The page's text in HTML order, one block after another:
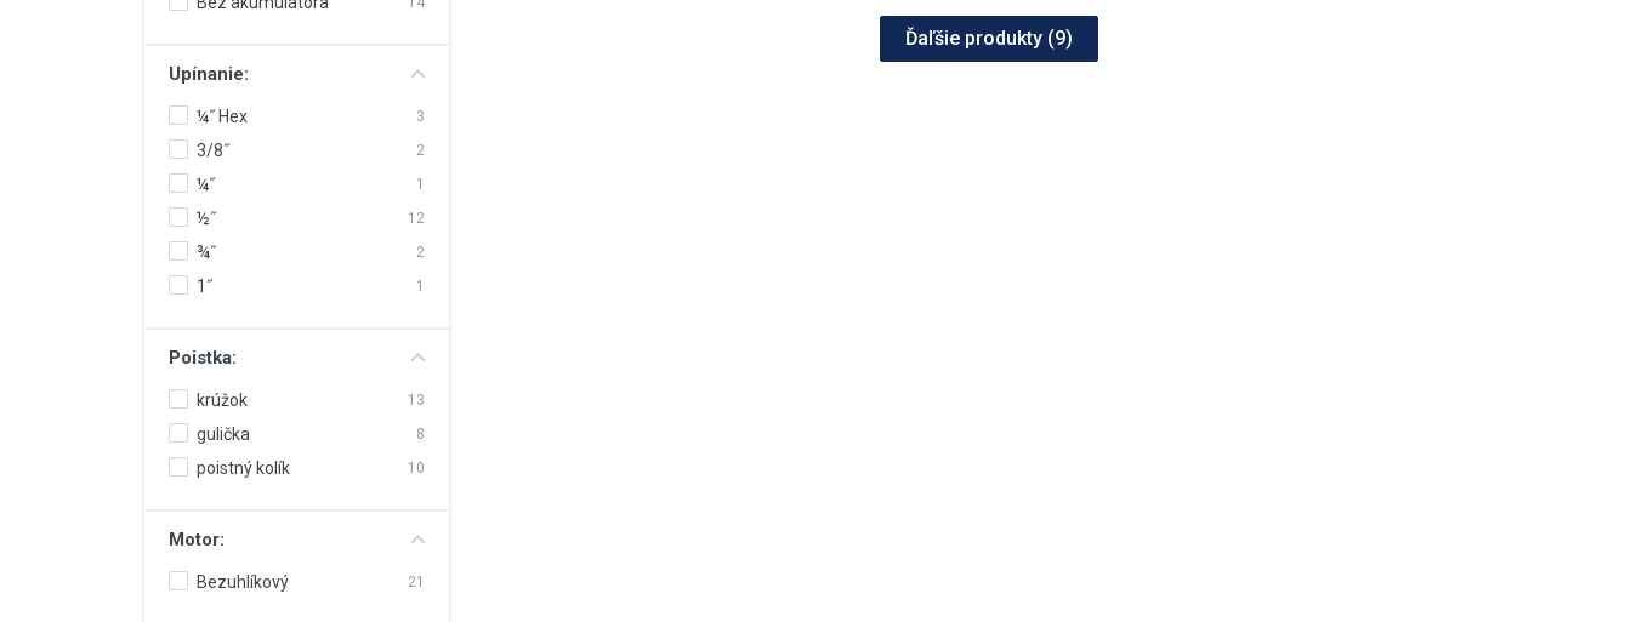
Upínanie:
¼˝ Hex 3
3/8˝ 2
¼˝ 1
½˝ 12
¾˝ 2
1˝ 1
Poistka:
krúžok 13
gulička 8
poistný kolík 10
Motor:
Bezuhlíkový 21
Ďaľšie produkty (9)